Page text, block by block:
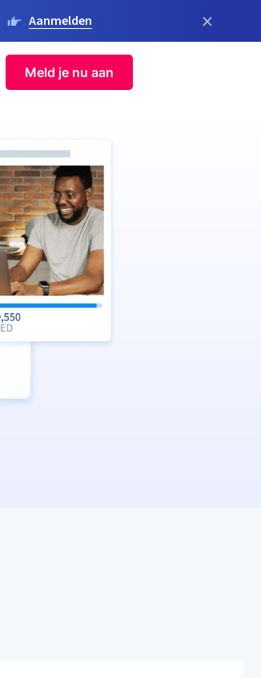
Aanmelden ×
Meld je nu aan